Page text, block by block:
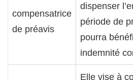
compensatrice
de préavis
dispenser
période de
pourra
indemnité
Elle vise à